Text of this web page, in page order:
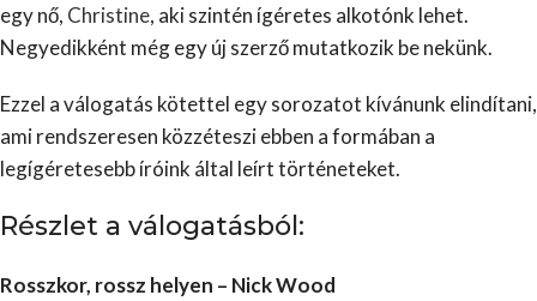
egy nő, Christine, aki szintén ígéretes alkotónk lehet.
Negyedikként még egy új szerző mutatkozik be nekünk.
Ezzel a válogatás kötettel egy sorozatot kívánunk elindítani,
ami rendszeresen közzéteszi ebben a formában a
legígéretesebb íróink által leírt történeteket.
Részlet a válogatásból:
Rosszkor, rossz helyen – Nick Wood